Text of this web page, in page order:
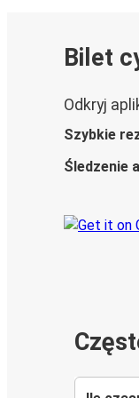
Bilet
Odkryj
Szybkie
Śledzenie